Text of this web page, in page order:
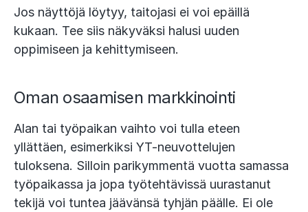
Jos näyttöjä löytyy, taitojasi ei voi epäillä
kukaan. Tee siis näkyväksi halusi uuden
oppimiseen ja kehittymiseen.
Oman osaamisen markkinointi
Alan tai työpaikan vaihto voi tulla eteen
yllättäen, esimerkiksi YT-neuvottelujen
tuloksena. Silloin parikymmentä vuotta samassa
työpaikassa ja jopa työtehtävissä uurastanut
tekijä voi tuntea jäävänsä tyhjän päälle. Ei ole